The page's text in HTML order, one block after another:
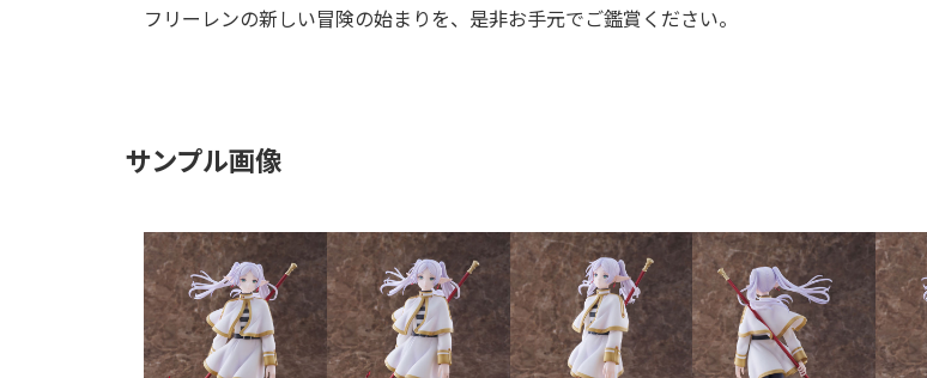
フリーレンの新しい冒険の始まりを、是非お手元でご鑑賞ください。
サンプル画像